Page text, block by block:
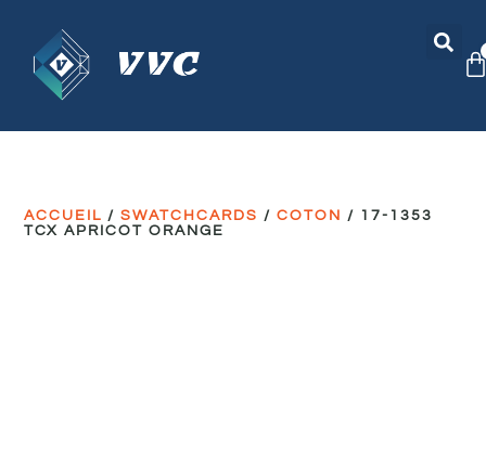
ACCUEIL /SWATCHCARDS /COTON / 17-1353
TCX APRICOT ORANGE